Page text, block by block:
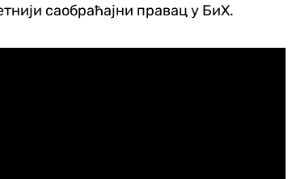
саобраћајни правац у БиХ.